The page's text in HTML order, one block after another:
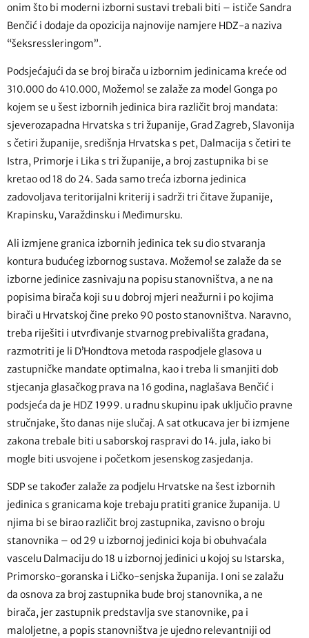
onim što bi moderni izborni sustavi trebali biti – ističe Sandra
Benčić i dodaje da opozicija najnovije namjere HDZ-a naziva
“šeksressleringom”.
Podsjećajući da se broj birača u izbornim jedinicama kreće od
310.000 do 410.000, Možemo! se zalaže za model Gonga po
kojem se u šest izbornih jedinica bira različit broj mandata:
sjeverozapadna Hrvatska s tri županije, Grad Zagreb, Slavonija
s četiri županije, središnja Hrvatska s pet, Dalmacija s četiri te
Istra, Primorje i Lika s tri županije, a broj zastupnika bi se
kretao od 18 do 24. Sada samo treća izborna jedinica
zadovoljava teritorijalni kriterij i sadrži tri čitave županije,
Krapinsku, Varaždinsku i Međimursku.
Ali izmjene granica izbornih jedinica tek su dio stvaranja
kontura budućeg izbornog sustava. Možemo! se zalaže da se
izborne jedinice zasnivaju na popisu stanovništva, a ne na
popisima birača koji su u dobroj mjeri neažurni i po kojima
birači u Hrvatskoj čine preko 90 posto stanovništva. Naravno,
treba riješiti i utvrđivanje stvarnog prebivališta građana,
razmotriti je li D’Hondtova metoda raspodjele glasova u
zastupničke mandate optimalna, kao i treba li smanjiti dob
stjecanja glasačkog prava na 16 godina, naglašava Benčić i
podsjeća da je HDZ 1999. u radnu skupinu ipak uključio pravne
stručnjake, što danas nije slučaj. A sat otkucava jer bi izmjene
zakona trebale biti u saborskoj raspravi do 14. jula, iako bi
mogle biti usvojene i početkom jesenskog zasjedanja.
SDP se također zalaže za podjelu Hrvatske na šest izbornih
jedinica s granicama koje trebaju pratiti granice županija. U
njima bi se birao različit broj zastupnika, zavisno o broju
stanovnika – od 29 u izbornoj jedinici koja bi obuhvaćala
vascelu Dalmaciju do 18 u izbornoj jedinici u kojoj su Istarska,
Primorsko-goranska i Ličko-senjska županija. I oni se zalažu
da osnova za broj zastupnika bude broj stanovnika, a ne
birača, jer zastupnik predstavlja sve stanovnike, pa i
maloljetne, a popis stanovništva je ujedno relevantniji od